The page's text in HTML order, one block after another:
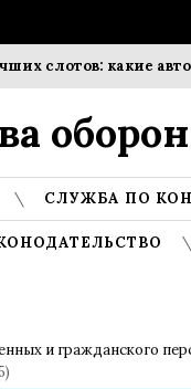
слотов: какие
СЛУЖБА ПО
и гражданского